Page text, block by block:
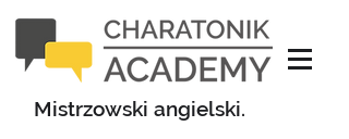
Mistrzowski angielski.